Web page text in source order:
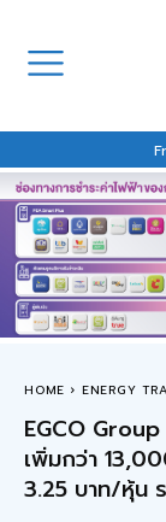
HOME ENERGY
EGCO
เพิ่มกว่า
3.25 บาท/หุ้น